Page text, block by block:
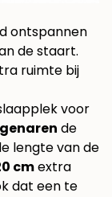
ontspannen
de staart.
ruimte bij
voor
de
lengte van de
cmextra
dat een te